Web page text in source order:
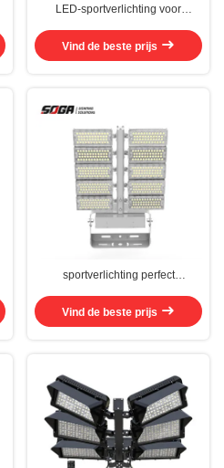
LED-sportverlichting voor
buitenparkeergarages,
zeehavens IP65 waterdicht
Vind de beste prijs
sportverlichting perfect
brackets 0-10V dimming
Vind de beste prijs